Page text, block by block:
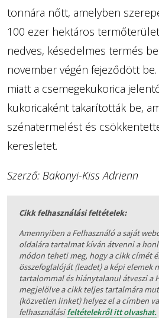
tonnára nőtt, amelyben
100 ezer hektáros
nedves, késedelmes termés
november végén fejeződött
miatt a csemegekukorica
kukoricaként takarították be,
szénatermelést és
keresletet.
Szerző: Bakonyi-Kiss Adrienn
Cikk felhasználási feltételek:
Amennyiben a Felhasználó a saját
oldalára tartalmat kíván átvenni a
módon teheti meg, hogy a cikk címét
összefoglalóját (leadet) a képi elemek
tartalommal és hiánytalanul átveszi a
megjelölve a cikk teljes tartalmára
(közvetlen linket) helyez el a címben
felhasználásifeltételekről itt olvashat.